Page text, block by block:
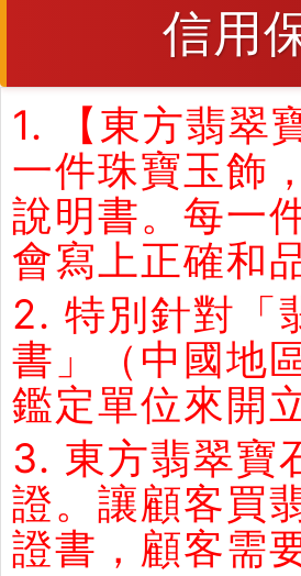
信用
1. 【東方翡翠
一件珠寶玉飾
說明書。每一
會寫上正確和
2. 特別針對「
書」（中國地
鑑定單位來開
3. 東方翡翠寶
證。讓顧客買
證書，顧客需